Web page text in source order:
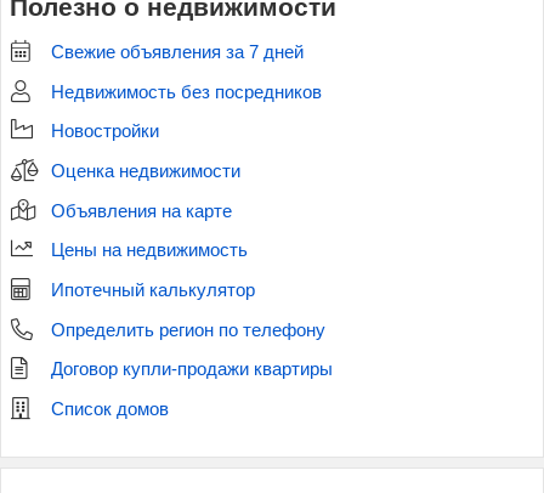
Полезно о недвижимости
Свежие объявления за 7 дней
Недвижимость без посредников
Новостройки
Оценка недвижимости
Объявления на карте
Цены на недвижимость
Ипотечный калькулятор
Определить регион по телефону
Договор купли-продажи квартиры
Список домов